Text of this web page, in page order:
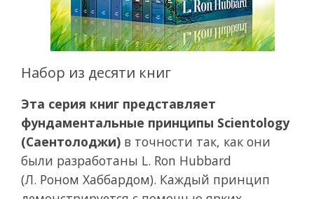
Набор из десяти книг
Эта серия книг представляет
фундаментальные принципы Scientology
(Саентолоджи) в точности так, как они
были разработаны L. Ron Hubbard
(Л. Роном Хаббардом). Каждый принцип